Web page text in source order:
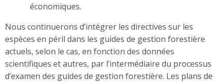
économiques.
Nous continuerons d’intégrer les directives sur les
espèces en péril dans les guides de gestion forestière
actuels, selon le cas, en fonction des données
scientifiques et autres, par l’intermédiaire du processus
d’examen des guides de gestion forestière. Les plans de